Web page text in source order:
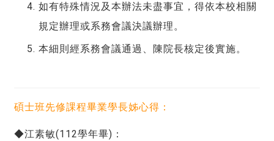
如有特殊情況及本辦法未盡事宜，得依本校相關
規定辦理或系務會議決議辦理。
本細則經系務會議通過、陳院長核定後實施。
碩士班先修課程畢業學長姊心得：
◆江素敏(112學年畢)：